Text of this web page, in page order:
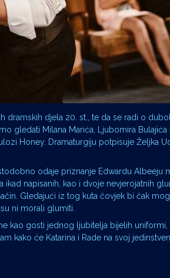
dramskih djela 20. st., te da se radi o
gledati Milana Marića, Ljubomira
Honey. Dramaturgiju potpisuje Željka
odaje priznanje Edwardu Albeeju
napisanih, kao i dvoje nevjerojatnih
Gledajući iz tog kuta čovjek bi čak
ni morali glumiti.
kao gosti jednog ljubitelja bijelih
kako će Katarina i Rade na svoj